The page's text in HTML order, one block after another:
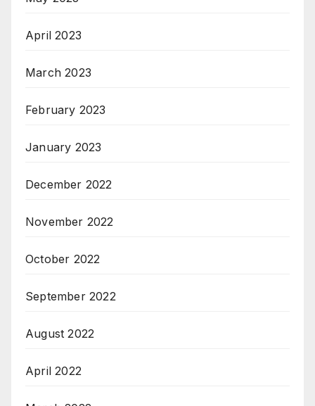
April 2023
March 2023
February 2023
January 2023
December 2022
November 2022
October 2022
September 2022
August 2022
April 2022